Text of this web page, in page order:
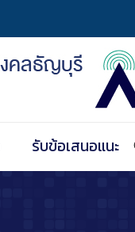
รับข้อเสนอแนะ